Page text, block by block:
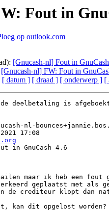
Fout in
op outlook.com
[Gnucash-nl] Fout in
[Gnucash-nl] FW: Fout in
[ datum ] [ draad ] [ onderwerp ] [
de deelbetaling is
nl-
17:08
in GnuCash 4.6
maar ik heb een fout
geplaatst met als
de crediteur klopt dan
kan dit opgelost worden?